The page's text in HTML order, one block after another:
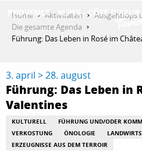
contenu
AKTIVITÄTEN
AUFENTHALT
Home Aktivitäten
Ausgehtipps
Die gesamte Agenda
Führung: Das Leben in Rosé im
3. april > 28. august
Führung: Das Leben in
Valentines
KULTURELL
FÜHRUNG UND/ODER
VERKOSTUNG
ÖNOLOGIE
ERZEUGNISSE AUS DEM TERROIR